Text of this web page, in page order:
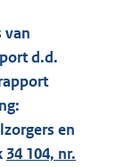
van
d.d.
en
34 104, nr.